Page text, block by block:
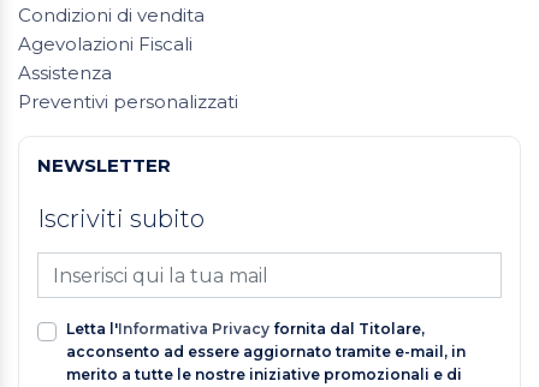
Condizioni di vendita
Agevolazioni Fiscali
Assistenza
Preventivi personalizzati
NEWSLETTER
Iscriviti subito
Letta l'Informativa Privacy fornita dal Titolare,
acconsento ad essere aggiornato tramite e-mail, in
merito a tutte le nostre iniziative promozionali e di